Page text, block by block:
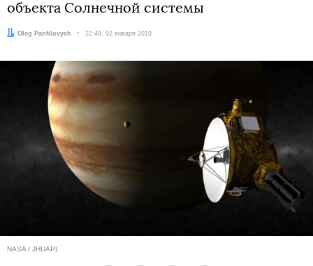
объекта Солнечной системы
Автор:
Oleg Panfilovych Дата:
22:48, 02 января 2019
NASA / JHUAPL